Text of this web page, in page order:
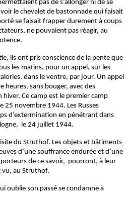
pas de s’allonger ni de se
le chevalet de bastonnade qui faisait
se faisait frapper durement à coups
ne pouvaient pas réagir, au
ils ont pris conscience de la pente que
les matins, pour un appel, sur les
dans le ventre, par jour. Un appel
heures, sans bouger, avec des
Ce camp est le premier camp
25 novembre 1944. Les Russes
d’extermination en pénétrant dans
le 24 juillet 1944.
du Struthof. Les objets et bâtiments
d’une souffrance endurée et d’une
de ce savoir, pourront, à leur
vu, au Struthof.
oublie son passé se condamne à